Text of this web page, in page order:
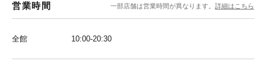
営業時間 一部店舗は営業時間が異なります。 詳細はこちら
全館 10:00-20:30